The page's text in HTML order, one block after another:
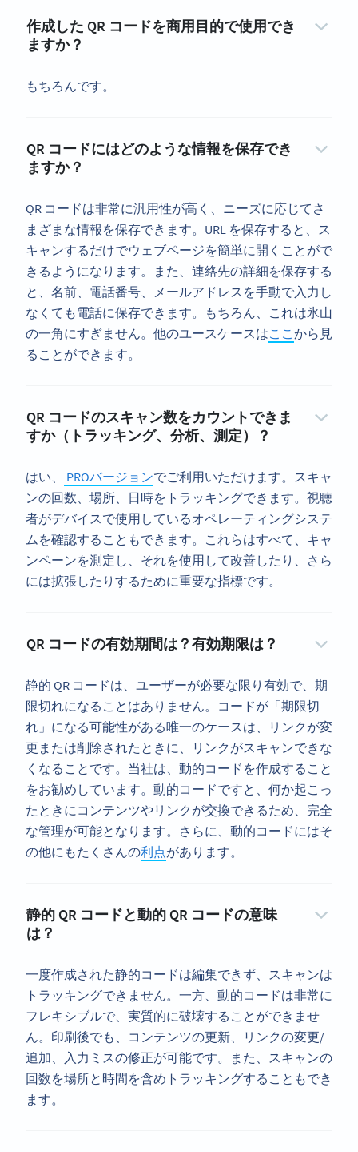
作成した QR コードを商用目的で使用でき
ますか？
もちろんです。
QR コードにはどのような情報を保存でき
ますか？
QR コードは非常に汎用性が高く、ニーズに応じてさ
まざまな情報を保存できます。URL を保存すると、ス
キャンするだけでウェブページを簡単に開くことがで
きるようになります。また、連絡先の詳細を保存する
と、名前、電話番号、メールアドレスを手動で入力し
なくても電話に保存できます。もちろん、これは氷山
の一角にすぎません。他のユースケースはここから見
ることができます。
QR コードのスキャン数をカウントできま
すか（トラッキング、分析、測定）？
はい、 PROバージョンでご利用いただけます。スキャ
ンの回数、場所、日時をトラッキングできます。視聴
者がデバイスで使用しているオペレーティングシステ
ムを確認することもできます。これらはすべて、キャ
ンペーンを測定し、それを使用して改善したり、さら
には拡張したりするために重要な指標です。
QR コードの有効期間は？有効期限は？
静的 QR コードは、ユーザーが必要な限り有効で、期
限切れになることはありません。コードが「期限切
れ」になる可能性がある唯一のケースは、リンクが変
更または削除されたときに、リンクがスキャンできな
くなることです。当社は、動的コードを作成すること
をお勧めしています。動的コードですと、何か起こっ
たときにコンテンツやリンクが交換できるため、完全
な管理が可能となります。さらに、動的コードにはそ
の他にもたくさんの利点があります。
静的 QR コードと動的 QR コードの意味
は？
一度作成された静的コードは編集できず、スキャンは
トラッキングできません。一方、動的コードは非常に
フレキシブルで、実質的に破壊することができませ
ん。印刷後でも、コンテンツの更新、リンクの変更/
追加、入力ミスの修正が可能です。また、スキャンの
回数を場所と時間を含めトラッキングすることもでき
ます。